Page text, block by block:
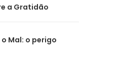
a Gratidão
Mal: o perigo